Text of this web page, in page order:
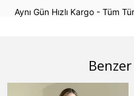
Aynı Gün Hızlı Kargo - Tüm